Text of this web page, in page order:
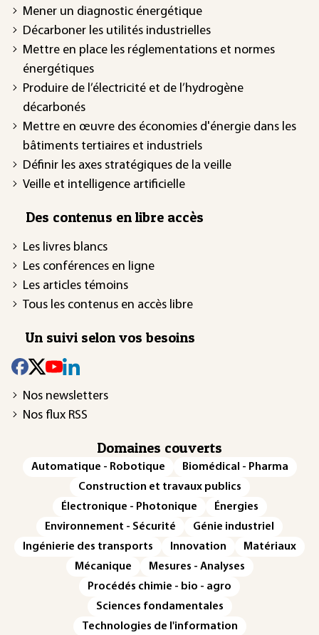
Mener un diagnostic énergétique
Décarboner les utilités industrielles
Mettre en place les réglementations et normes
énergétiques
Produire de l’électricité et de l’hydrogène
décarbonés
Mettre en œuvre des économies d'énergie dans les
bâtiments tertiaires et industriels
Définir les axes stratégiques de la veille
Veille et intelligence artificielle
Des contenus en libre accès
Les livres blancs
Les conférences en ligne
Les articles témoins
Tous les contenus en accès libre
Un suivi selon vos besoins
Nos newsletters
Nos flux RSS
Domaines couverts
Automatique - Robotique
Biomédical - Pharma
Construction et travaux publics
Électronique - Photonique
Énergies
Environnement - Sécurité
Génie industriel
Ingénierie des transports
Innovation
Matériaux
Mécanique
Mesures - Analyses
Procédés chimie - bio - agro
Sciences fondamentales
Technologies de l'information